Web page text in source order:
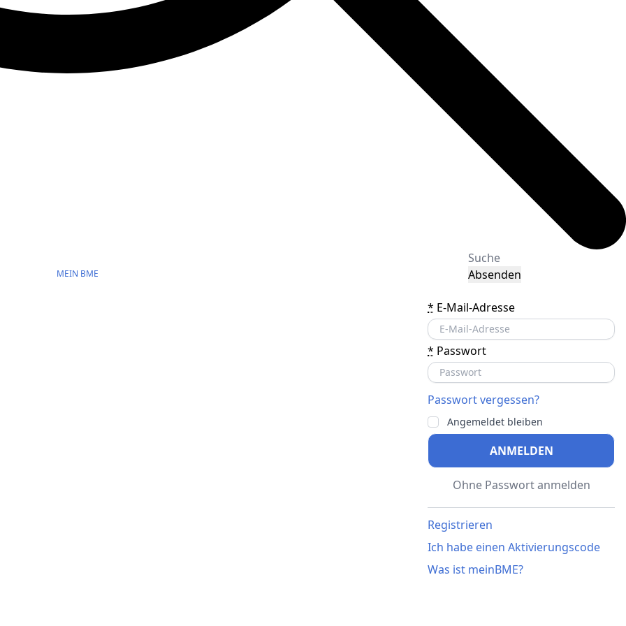
Absenden
MEIN BME
* E-Mail-Adresse
* Passwort
Passwort vergessen?
Angemeldet bleiben
ANMELDEN
Ohne Passwort anmelden
Registrieren
Ich habe einen Aktivierungscode
Was ist meinBME?